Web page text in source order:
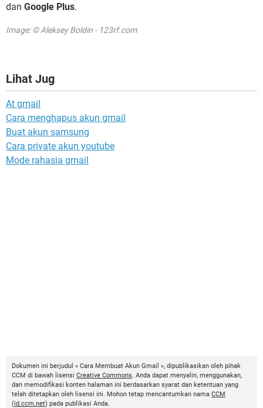
dan Google Plus.
Image: © Aleksey Boldin - 123rf.com
Lihat Jug
At gmail
Cara menghapus akun gmail
Buat akun samsung
Cara private akun youtube
Mode rahasia gmail
Dokumen ini berjudul « Cara Membuat Akun Gmail », dipublikasikan oleh pihak
CCM di bawah lisensi Creative Commons. Anda dapat menyalin, menggunakan,
dan memodifikasi konten halaman ini berdasarkan syarat dan ketentuan yang
telah ditetapkan oleh lisensi ini. Mohon tetap mencantumkan nama CCM
(id.ccm.net) pada publikasi Anda.